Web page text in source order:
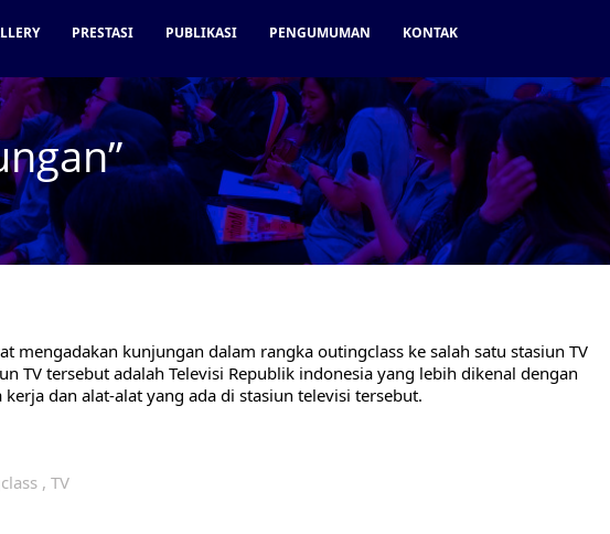
PRESTASI PUBLIKASI PENGUMUMAN KONTAK
mengadakan kunjungan dalam rangka outingclass ke salah satu stasiun TV
TV tersebut adalah Televisi Republik indonesia yang lebih dikenal dengan
dan alat-alat yang ada di stasiun televisi tersebut.
, TV